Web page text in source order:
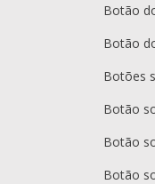
Botão
Botão
Botões
Botão
Botão
Botão